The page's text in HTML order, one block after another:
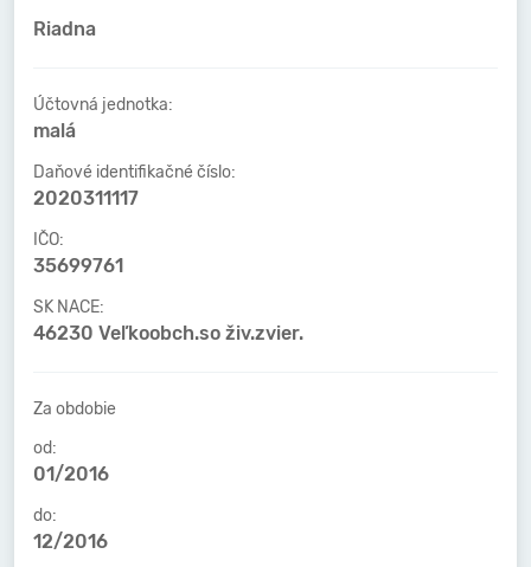
Riadna
Účtovná jednotka:
malá
Daňové identifikačné číslo:
2020311117
IČO:
35699761
SK NACE:
46230 Veľkoobch.so živ.zvier.
Za obdobie
od:
01/2016
do:
12/2016